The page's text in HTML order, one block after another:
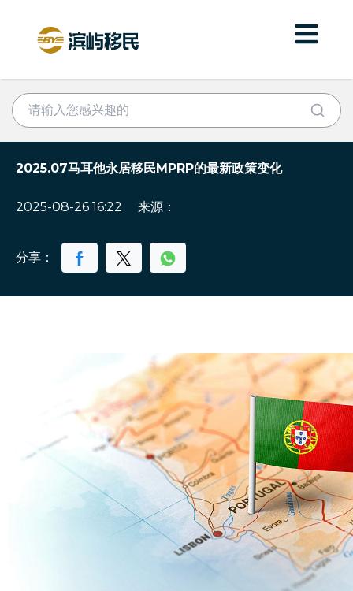
2025.07马耳他永居移民MPRP的最新政策变化
2025-08-26 16:22 来源：
分享：